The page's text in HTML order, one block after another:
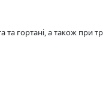
гортані, а також при